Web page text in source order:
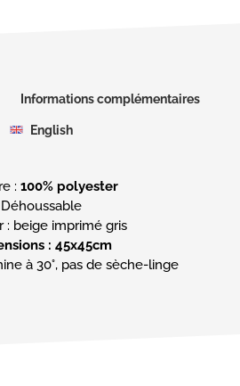
Informations complémentaires
English
: 100% polyester
Déhoussable
: 45x45cm
à 30°, pas de sèche-linge